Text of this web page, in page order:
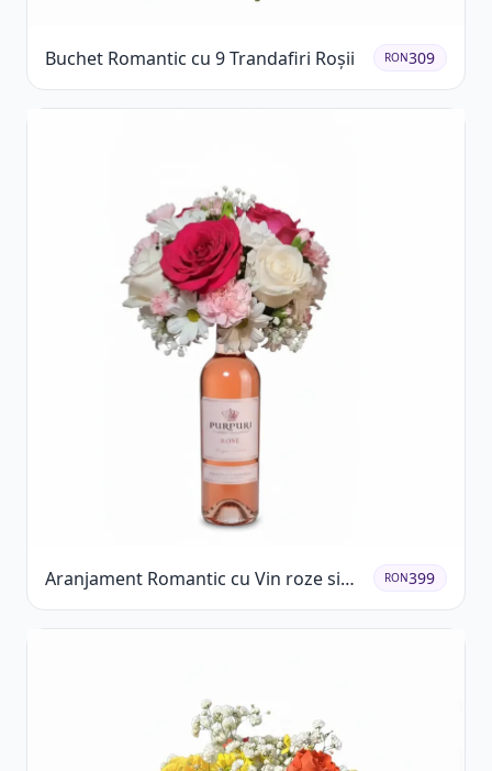
Buchet Romantic cu 9 Trandafiri Roșii RON309
Aranjament Romantic cu Vin roze si
Flori pastel
RON399